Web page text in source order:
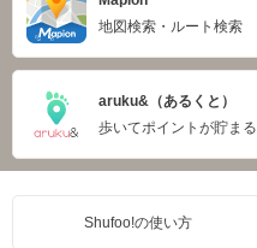
地図検索・ルート検索
aruku&（あるくと）
歩いてポイントが貯まる
Shufoo!の使い方